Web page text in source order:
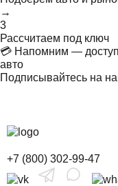
→
3
Рассчитаем под ключ
💳 Напомним —
авто
Подписывайтесь на
+7 (800) 302-99-47